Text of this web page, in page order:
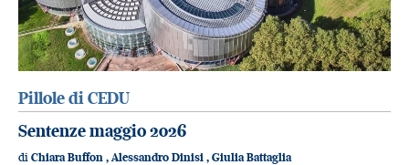
Pillole di CEDU
Sentenze maggio 2026
di Chiara Buffon , Alessandro Dinisi , Giulia Battaglia